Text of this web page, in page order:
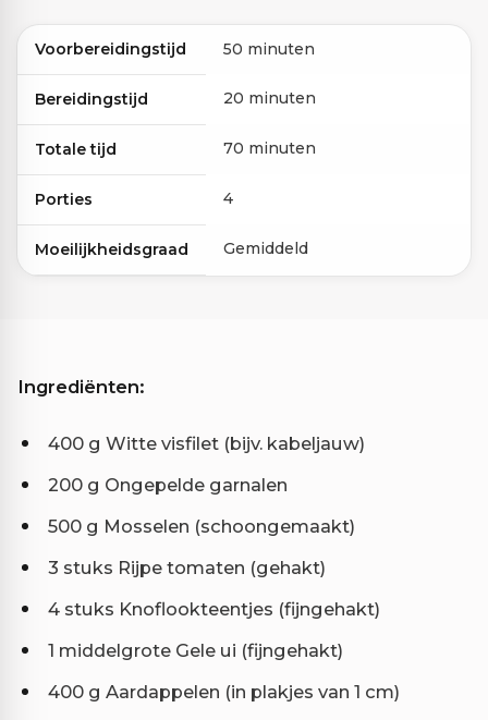
Voorbereidingstijd 50 minuten
Bereidingstijd 20 minuten
Totale tijd 70 minuten
Porties 4
Moeilijkheidsgraad Gemiddeld
Ingrediënten:
400 g Witte visfilet (bijv. kabeljauw)
200 g Ongepelde garnalen
500 g Mosselen (schoongemaakt)
3 stuks Rijpe tomaten (gehakt)
4 stuks Knoflookteentjes (fijngehakt)
1 middelgrote Gele ui (fijngehakt)
400 g Aardappelen (in plakjes van 1 cm)